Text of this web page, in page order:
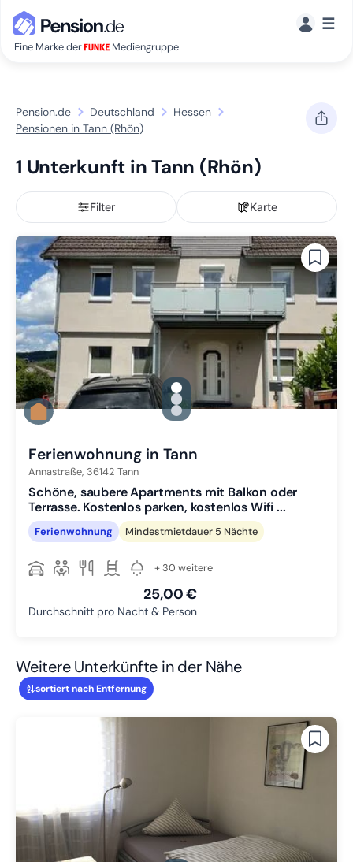
Eine Marke der Mediengruppe
☰
Pension.de Deutschland
Hessen
Pensionen in Tann (Rhön)
1 Unterkunft in Tann (Rhön)
Filter Karte
gallery.slide_selector
Zu Slide 1 wechseln
Zu Slide 2 wechseln
Zu Slide 3 wechseln
Ferienwohnung in Tann
Annastraße, 36142 Tann
Schöne, saubere Apartments mit Balkon oder
Terrasse. Kostenlos parken, kostenlos Wifi ...
Ferienwohnung Mindestmietdauer 5 Nächte
+ 30 weitere
25,00 €
Durchschnitt pro Nacht & Person
Weitere Unterkünfte in der Nähe
sortiert nach Entfernung